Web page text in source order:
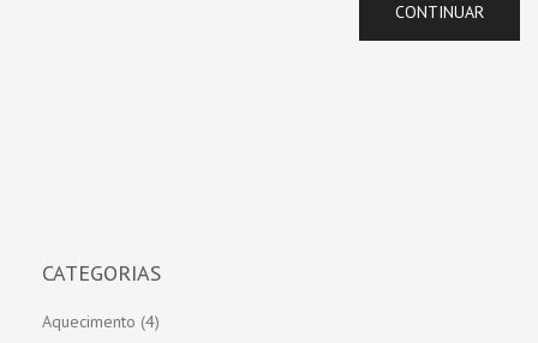
CATEGORIAS
Aquecimento (4)
CONTINUAR